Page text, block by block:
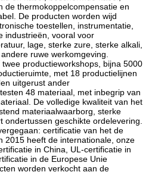
de thermokoppelcompensatie en
De producten worden wijd
toestellen, instrumentatie,
industrieën, vooral voor
lage, sterke zure, sterke alkali,
ruwe werkomgeving.
productieworkshops, bijna 5000
met 18 productielijnen
uitgerust ander
48 materiaal, met inbegrip van
De volledige kwaliteit van het
materiaalwaarborg, sterke
ondertussen geschikte ordelevering.
certificatie van het de
2015 heeft de internationale, onze
in China, UL-certificatie in
in de Europese Unie
worden verkocht aan de